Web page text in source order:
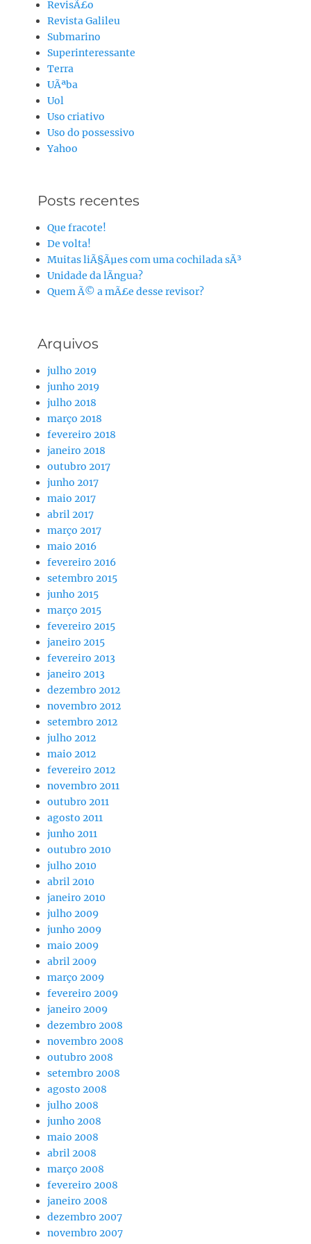
RevisÃ£o
Revista Galileu
Submarino
Superinteressante
Terra
UÃªba
Uol
Uso criativo
Uso do possessivo
Yahoo
Posts recentes
Que fracote!
De volta!
Muitas liÃ§Ãµes com uma cochilada sÃ³
Unidade da lÃ­ngua?
Quem Ã© a mÃ£e desse revisor?
Arquivos
julho 2019
junho 2019
julho 2018
março 2018
fevereiro 2018
janeiro 2018
outubro 2017
junho 2017
maio 2017
abril 2017
março 2017
maio 2016
fevereiro 2016
setembro 2015
junho 2015
março 2015
fevereiro 2015
janeiro 2015
fevereiro 2013
janeiro 2013
dezembro 2012
novembro 2012
setembro 2012
julho 2012
maio 2012
fevereiro 2012
novembro 2011
outubro 2011
agosto 2011
junho 2011
outubro 2010
julho 2010
abril 2010
janeiro 2010
julho 2009
junho 2009
maio 2009
abril 2009
março 2009
fevereiro 2009
janeiro 2009
dezembro 2008
novembro 2008
outubro 2008
setembro 2008
agosto 2008
julho 2008
junho 2008
maio 2008
abril 2008
março 2008
fevereiro 2008
janeiro 2008
dezembro 2007
novembro 2007